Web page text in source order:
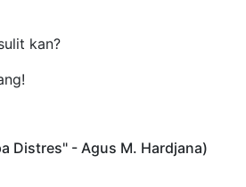
kan?
Distres" - Agus M. Hardjana)